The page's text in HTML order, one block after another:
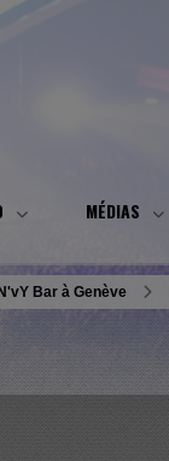
MÉDIAS
Bar à Genève